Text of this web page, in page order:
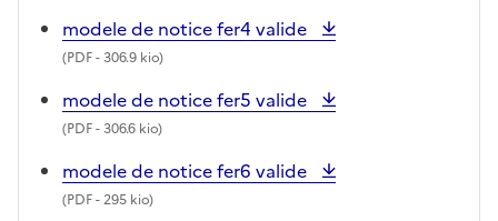
modele de notice fer4 valide
(PDF- 306.9 kio)
modele de notice fer5 valide
(PDF- 306.6 kio)
modele de notice fer6 valide
(PDF- 295 kio)